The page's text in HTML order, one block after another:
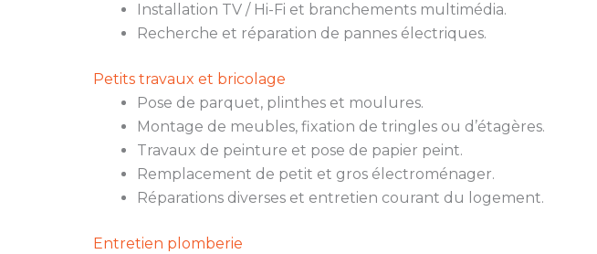
Installation TV / Hi-Fi et branchements multimédia.
Recherche et réparation de pannes électriques.
Petits travaux et bricolage
Pose de parquet, plinthes et moulures.
Montage de meubles, fixation de tringles ou d’étagères.
Travaux de peinture et pose de papier peint.
Remplacement de petit et gros électroménager.
Réparations diverses et entretien courant du logement.
Entretien plomberie